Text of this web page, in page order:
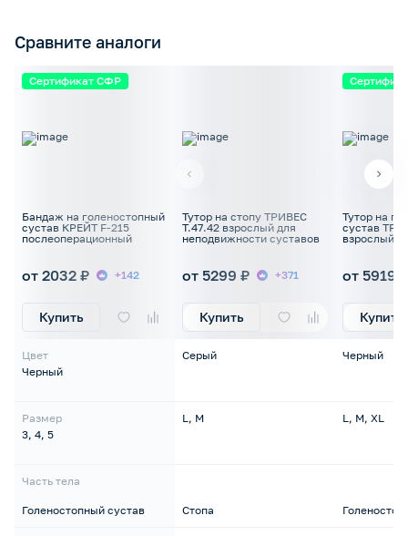
Сравните аналоги
Сертификат СФР
Бандаж на голеностопный
сустав КРЕЙТ F-215
послеоперационный
от 2032 ₽ +142
Купить
Цвет
Черный
Размер
3, 4, 5
Часть тела
Голеностопный сустав
Тутор на стопу ТРИВЕС
Т.47.42 взрослый для
неподвижности суставов
от 5299 ₽ +371
Купить
Серый
L, M
Стопа
Тутор на
сустав
взрослый
от 5919 ₽
Купить
Черный
L, M, XL